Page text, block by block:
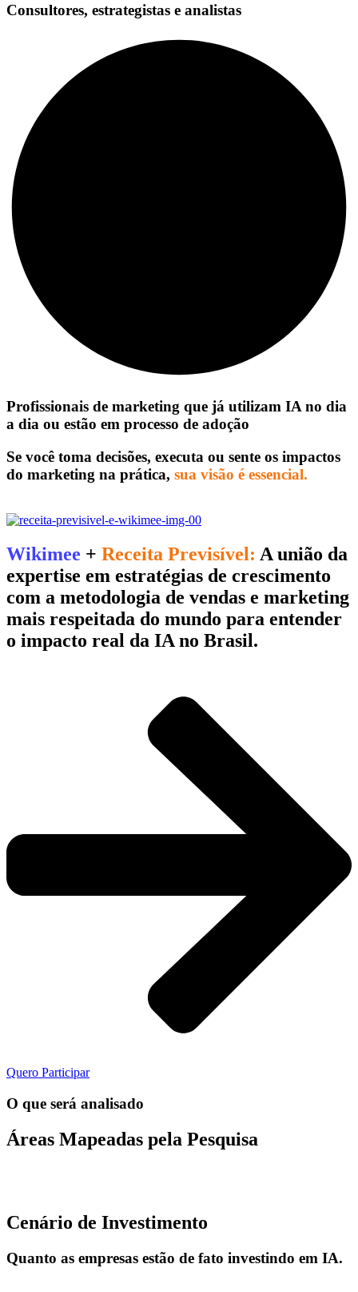
Consultores, estrategistas e analistas
Profissionais de marketing que já utilizam IA no dia
a dia ou estão em processo de adoção
Se você toma decisões, executa ou sente os impactos
do marketing na prática, sua visão é essencial.
Wikimee + Receita Previsível: A união da
expertise em estratégias de crescimento
com a metodologia de vendas e marketing
mais respeitada do mundo para entender
o impacto real da IA no Brasil.
Quero Participar
O que será analisado
Áreas Mapeadas pela Pesquisa
Cenário de Investimento
Quanto as empresas estão de fato investindo em IA.